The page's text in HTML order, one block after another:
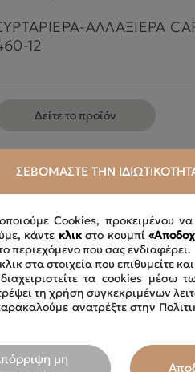
12
Δείτε το προϊόν
ΠΕΡΙΟΡΙΣΜΕΝΗ ΔΙΑΘΕΣΙΜΟΤΗΤΑ
ΣΕΒΌΜΑΣΤΕ ΤΗΝ
Cookies, προκειμένου
κάντε κλικστο κουμπί
περιεχόμενο που σας ενδιαφέρει.
στα στοιχεία που επιθυμείτε
τα cookies μέσω
τη χρήση συγκεκριμένων
ανατρέξτε στην
μη